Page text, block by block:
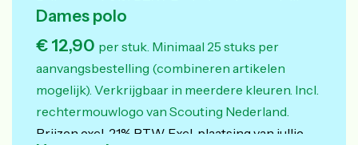
eigen logo in 1 of meerdere kleuren.
Dames polo
€ 12,90 per stuk. Minimaal 25 stuks per
aanvangsbestelling (combineren artikelen
mogelijk). Verkrijgbaar in meerdere kleuren. Incl.
rechtermouwlogo van Scouting Nederland.
Prijzen excl. 21% BTW. Excl. plaatsing van jullie